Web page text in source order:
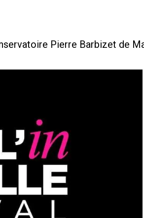
Pierre Barbizet de